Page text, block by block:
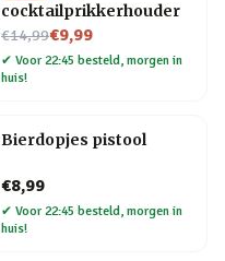
cocktailprikkerhouder
€14,99
Nu voor€9,99
✔ Voor 22:45 besteld, morgen in
huis!
Bierdopjes pistool
€8,99
✔ Voor 22:45 besteld, morgen in
huis!